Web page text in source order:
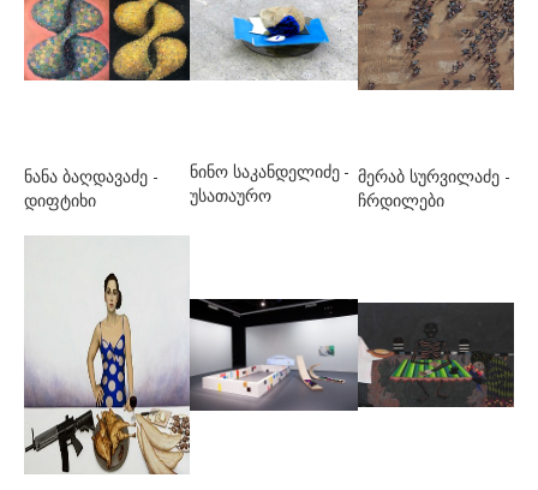
გულუა ლია
დ-თ
დავითაია მირზა
დეივიდ დათუნა
ესართია ხატია
ეძგვერაძე გია
ვაჩნაძე თინა
თოფურია კაკო
ნანა ბაღდავაძე -
დიფტიხი
ნინო საკანდელიძე -
უსათაურო
მერაბ სურვილაძე -
ჩრდილები